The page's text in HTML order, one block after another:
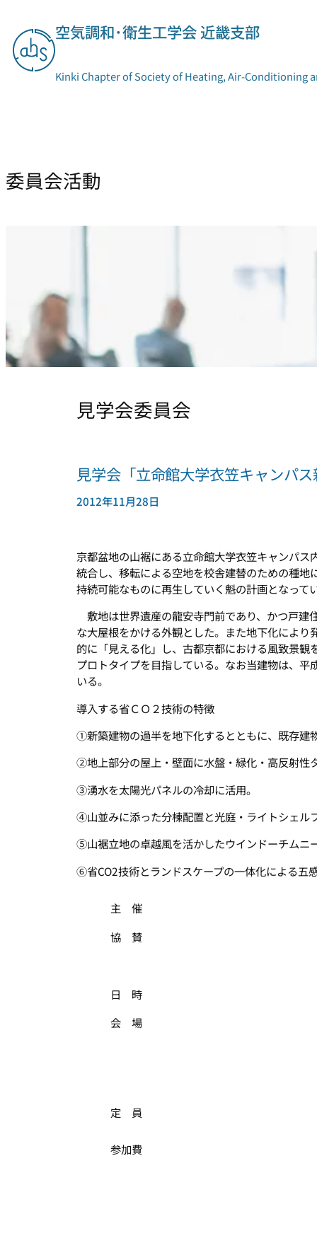
を
ス
空気調和･衛生工学会 近畿支部
Kinki Chapter of Society of Heating, Air-Conditioning
委員会活動
見学会委員会
見学会「立命館大学衣笠キャンパ
2012年11月28日
京都盆地の山裾にある立命館大学衣笠キャンパ
統合し、移転による空地を校舎建替のための種
持続可能なものに再生していく魁の計画となって
敷地は世界遺産の龍安寺門前であり、かつ戸建
な大屋根をかける外観とした。また地下化によ
的に「見える化」し、古都京都における風致景
プロトタイプを目指している。なお当建物は、
いる。
導入する省ＣＯ２技術の特徴
①新築建物の過半を地下化するとともに、既存建
②地上部分の屋上・壁面に水盤・緑化・高反射性
③湧水を太陽光パネルの冷却に活用。
④山並みに添った分棟配置と光庭・ライトシェル
⑤山裾立地の卓越風を活かしたウインドーチムニ
⑥省CO2技術とランドスケープの一体化による五
主 催
協 賛
日 時
会 場
定 員
参加費